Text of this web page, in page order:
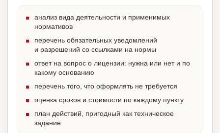
анализ вида деятельности и применимых
нормативов
перечень обязательных уведомлений
и разрешений со ссылками на нормы
ответ на вопрос о лицензии: нужна или нет и по
какому основанию
перечень того, что оформлять не требуется
оценка сроков и стоимости по каждому пункту
план действий, пригодный как техническое
задание